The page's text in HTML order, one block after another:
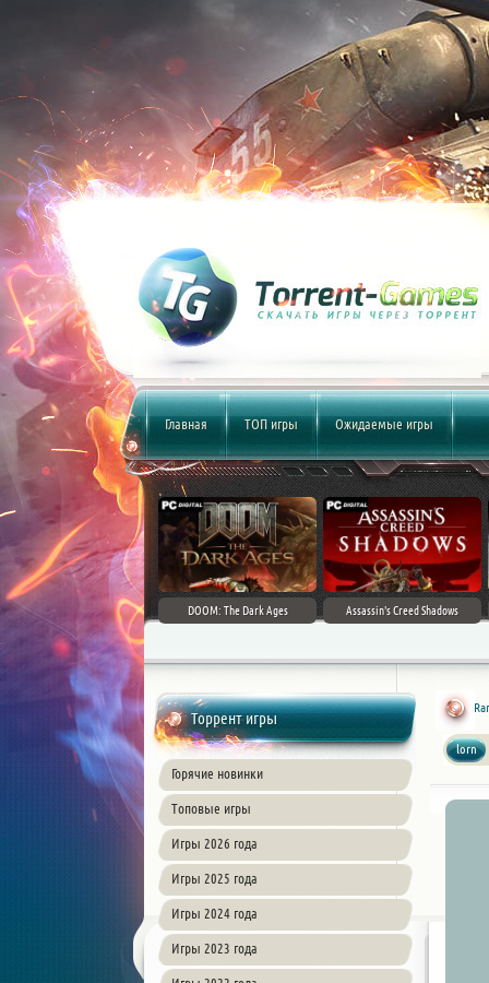
Главная ТОП игры Ожидаемые игры
DOOM: The Dark Ages Assassin's Creed Shadows
Торрент игры
Горячие новинки
Топовые игры
Игры 2026 года
Игры 2025 года
Игры 2024 года
Игры 2023 года
lorn